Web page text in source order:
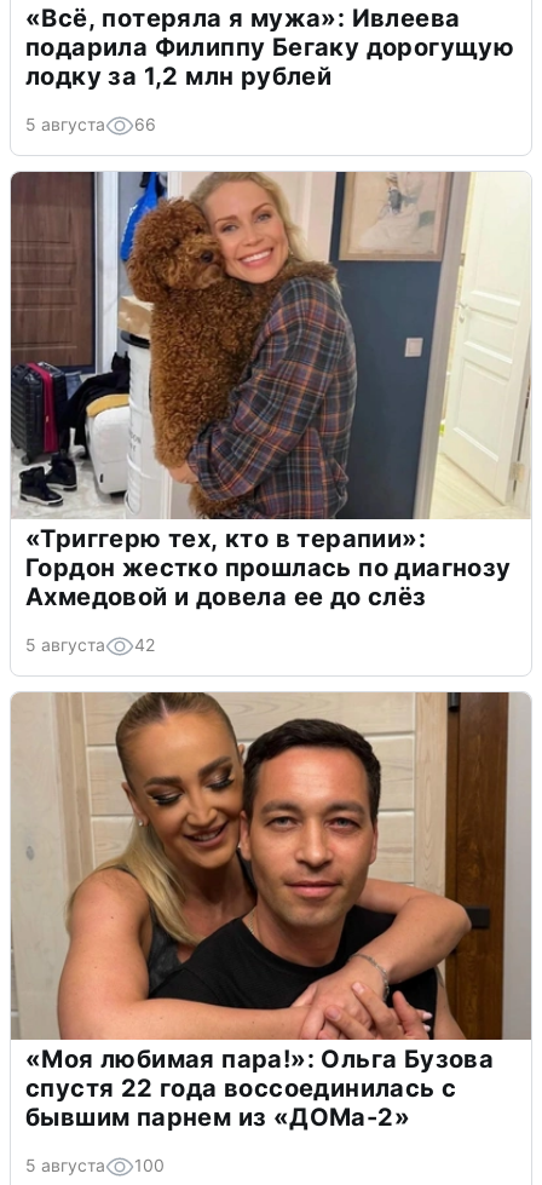
«Всё, потеряла я мужа»: Ивлеева
подарила Филиппу Бегаку дорогущую
лодку за 1,2 млн рублей
5 августа 66
«Триггерю тех, кто в терапии»:
Гордон жестко прошлась по диагнозу
Ахмедовой и довела ее до слёз
5 августа 42
«Моя любимая пара!»: Ольга Бузова
спустя 22 года воссоединилась с
бывшим парнем из «ДОМа-2»
5 августа 100